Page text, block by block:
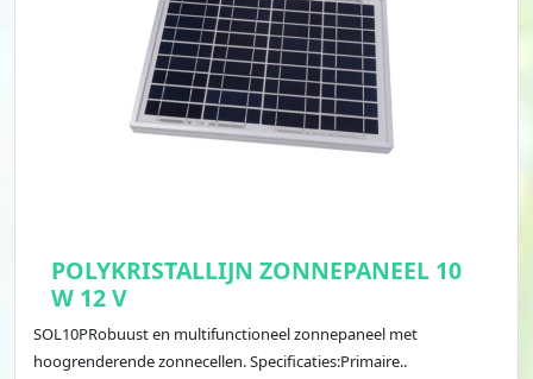
POLYKRISTALLIJN ZONNEPANEEL 10
W 12 V
SOL10PRobuust en multifunctioneel zonnepaneel met
hoogrenderende zonnecellen. Specificaties:Primaire..